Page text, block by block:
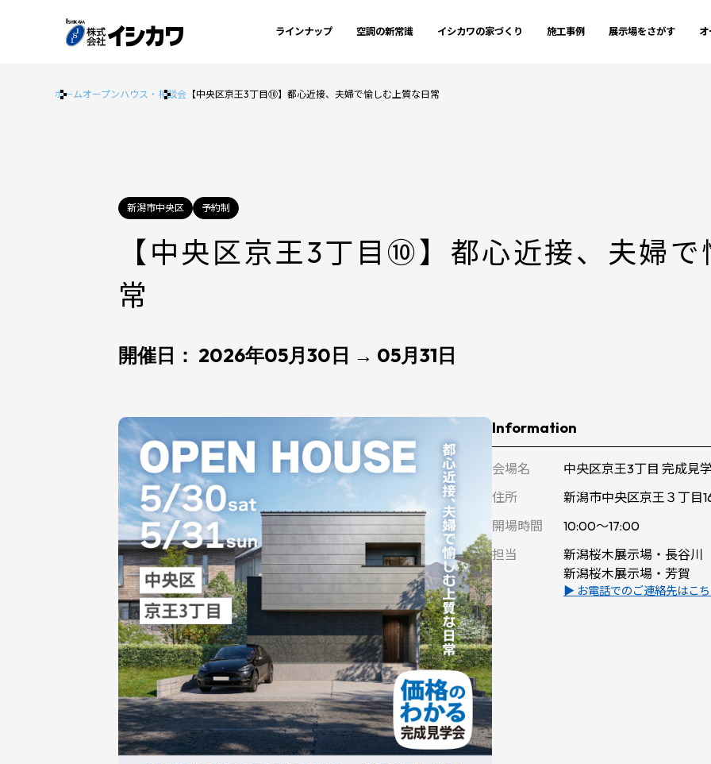
ラインナップ 空調の新常識 イシカワの家づくり 施工事例 展示場をさがす オ
ホームオープンハウス・相談会【中央区京王3丁目⑩】都心近接、夫婦で愉しむ上質な日常
新潟市中央区 予約制
【中央区京王3丁目⑩】都心近接、夫婦で
常
開催日： 2026年05月30日 → 05月31日
Information
会場名
中央区京王3丁目 完成見
住所
新潟市中央区京王３丁目
開場時間
10:00～17:00
担当
新潟桜木展示場・長谷川
新潟桜木展示場・芳賀
▶ お電話でのご連絡先はこち